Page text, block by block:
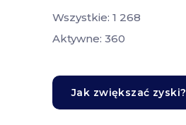
Wszystkie: 1 268
Aktywne: 360
Jak zwiększać zyski?